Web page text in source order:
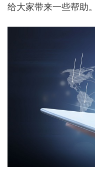
给大家带来一些帮助。